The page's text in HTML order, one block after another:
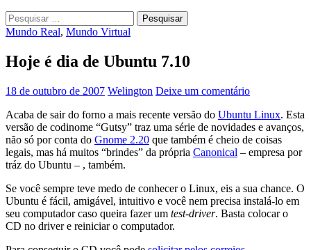
Pesquisar
por:
Mundo Real, Mundo Virtual
Hoje é dia de Ubuntu 7.10
18 de outubro de 2007 Welington Deixe um comentário
Acaba de sair do forno a mais recente versão do Ubuntu Linux. Esta
versão de codinome “Gutsy” traz uma série de novidades e avanços,
não só por conta do Gnome 2.20 que também é cheio de coisas
legais, mas há muitos “brindes” da própria Canonical – empresa por
tráz do Ubuntu – , também.
Se você sempre teve medo de conhecer o Linux, eis a sua chance. O
Ubuntu é fácil, amigável, intuitivo e você nem precisa instalá-lo em
seu computador caso queira fazer um test-driver. Basta colocar o
CD no driver e reiniciar o computador.